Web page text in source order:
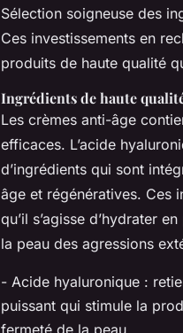
Sélection soigneuse des
Ces investissements en
produits de haute qualité
Ingrédients de haute
Les crèmes anti-âge
efficaces. L’acide
d’ingrédients qui sont
âge et régénératives. Ces
qu’il s’agisse d’hydrater
la peau des agressions
- Acide hyaluronique :
puissant qui stimule la